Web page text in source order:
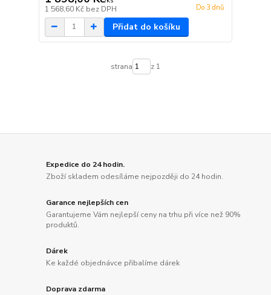
1 568,60 Kč bez DPH Do 3 dnů
Přidat do košíku
strana z 1
Expedice do 24 hodin.
Zboží skladem odesíláme nejpozději do 24 hodin.
Garance nejlepších cen
Garantujeme Vám nejlepší ceny na trhu při více než 90%
produktů.
Dárek
Ke každé objednávce přibalíme dárek
Doprava zdarma